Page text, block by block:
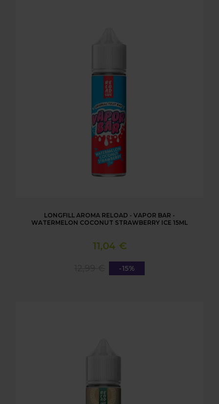
LONGFILL AROMA RELOAD - VAPOR BAR -
WATERMELON COCONUT STRAWBERRY ICE 15ML
11,04 €
-15%